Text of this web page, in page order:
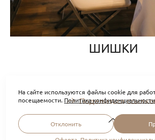
ШИШКИ
Поделиться
На сайте используются файлы cookie для
посещаемости. Политика конфиденциальности
Отклонить